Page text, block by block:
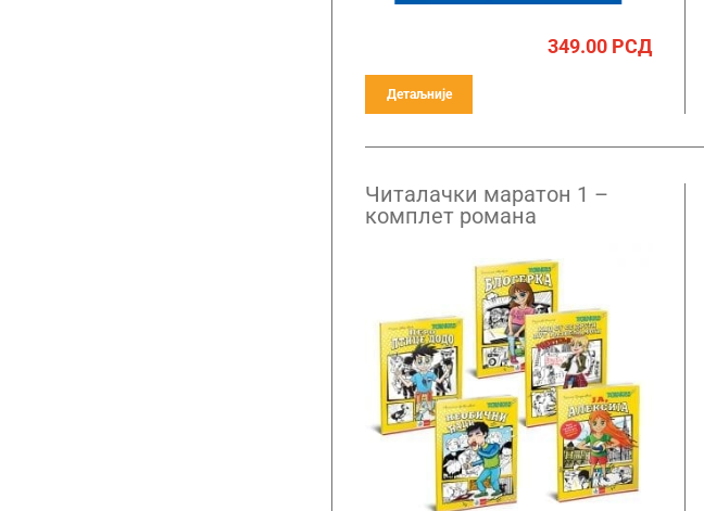
349.00РСД
Детаљније
Читалачки маратон 1 –
комплет романа